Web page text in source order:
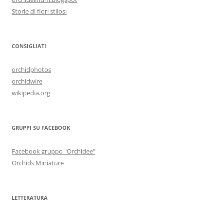
Storie di fiori stilosi
CONSIGLIATI
orchidphotos
orchidwire
wikipedia.org
GRUPPI SU FACEBOOK
Facebook gruppo "Orchidee"
Orchids Miniature
LETTERATURA